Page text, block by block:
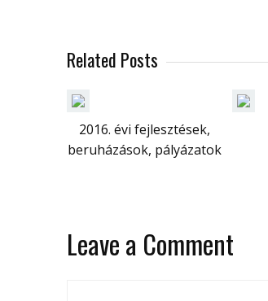
Related Posts
2016. évi fejlesztések,
beruházások, pályázatok
Leave a Comment